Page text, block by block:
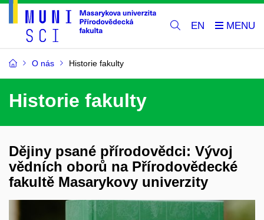
EN
O nás Historie fakulty
Historie fakulty
Dějiny psané přírodovědci: Vývoj
vědních oborů na Přírodovědecké
fakultě Masarykovy univerzity